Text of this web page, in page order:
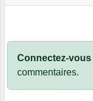
Connectez-vous
commentaires.